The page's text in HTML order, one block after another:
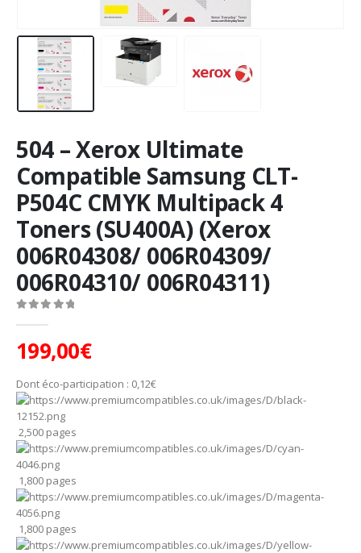
504 – Xerox Ultimate
Compatible Samsung CLT-
P504C CMYK Multipack 4
Toners (SU400A) (Xerox
006R04308/ 006R04309/
006R04310/ 006R04311)
199,00€
Dont éco-participation : 0,12€
2,500 pages
1,800 pages
1,800 pages